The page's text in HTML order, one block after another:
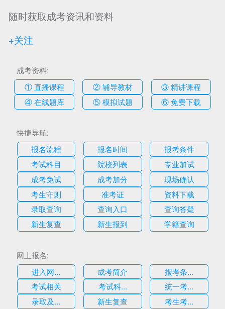
随时获取成考资讯和资料
+关注
成考资料:
① 直播课程
② 辅导教材
③ 精讲课程
④ 在线题库
⑤ 模拟试题 ⑥ 免费下载
快捷导航:
报名流程
报名时间
报考条件
考试科目
院校列表
专业加试
成考免试
成考加分
现场确认
考生守则
准考证
资料下载
录取查询
查询入口
查询答疑
新生复查
新生报到 学籍查询
网上报名:
进入网...
成考简介
报考条...
考试相关
考试科...
统一考...
录取及...
新生复查 考生考...